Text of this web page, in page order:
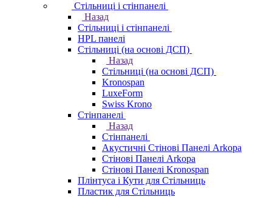
Стільниці і стінпанелі
Назад
Стільниці і стінпанелі
HPL панелі
Стільниці (на основі ДСП)
Назад
Стільниці (на основі ДСП)
Kronospan
LuxeForm
Swiss Krono
Стінпанелі
Назад
Стінпанелі
Акустичні Стінові Панелі Аrkopa
Стінові Панелі Arkopa
Стінові Панелі Kronospan
Плінтуса і Кути для Стільниць
Пластик для Стільниць